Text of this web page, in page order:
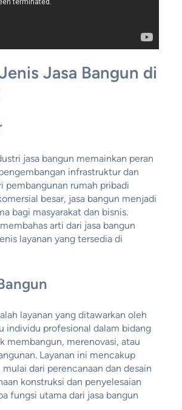
Jasa Bangun di
jasa bangun memainkan peran
infrastruktur dan
pembangunan rumah pribadi
besar, jasa bangun menjadi
bagi masyarakat dan bisnis.
arti dari jasa bangun
layanan yang tersedia di
layanan yang ditawarkan oleh
individu profesional dalam bidang
membangun, merenovasi, atau
Layanan ini mencakup
mulai dari perencanaan dan desain
konstruksi dan penyelesaian
fungsi utama dari jasa bangun